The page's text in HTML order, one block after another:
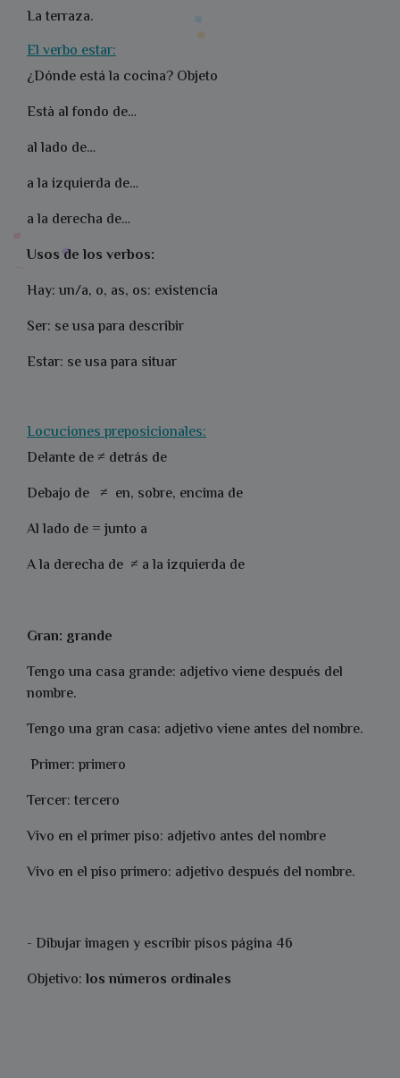
La terraza.
El verbo estar:
¿Dónde está la cocina? Objeto
Està al fondo de…
al lado de…
a la izquierda de…
a la derecha de…
Usos de los verbos:
Hay: un/a, o, as, os: existencia
Ser: se usa para describir
Estar: se usa para situar
Locuciones preposicionales:
Delante de ≠ detrás de
Debajo de ≠ en, sobre, encima de
Al lado de = junto a
A la derecha de ≠ a la izquierda de
Gran: grande
Tengo una casa grande: adjetivo viene después del
nombre.
Tengo una gran casa: adjetivo viene antes del nombre.
Primer: primero
Tercer: tercero
Vivo en el primer piso: adjetivo antes del nombre
Vivo en el piso primero: adjetivo después del nombre.
- Dibujar imagen y escribir pisos página 46
Objetivo: los números ordinales